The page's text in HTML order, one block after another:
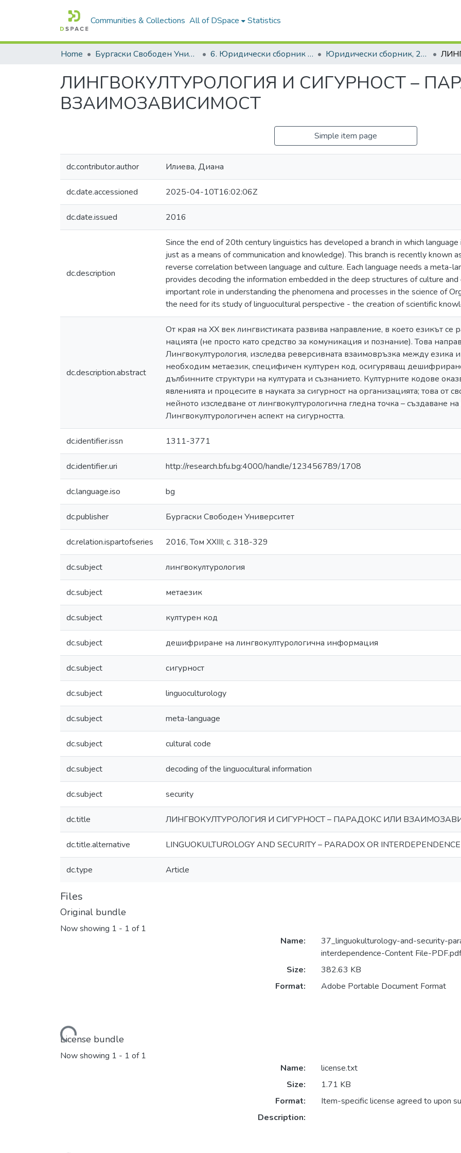
Communities & Collections All of DSpace Statistics
Home Бургаски Свободен Университет | Burgas Free University 6. Юридически сборник | Journal of Legal Studies Юридически сборник, 2016, Том XXIII
ЛИНГВОКУЛТУРОЛОГИЯ И СИГУРНОСТ –
ВЗАИМОЗАВИСИМОСТ
Simple item page
dc.contributor.author Илиева, Диана
dc.date.accessioned 2025-04-10T16:02:06Z
dc.date.issued 2016
dc.description
Since the end of 20th century linguistics has developed a branch in which
just as a means of communication and knowledge). This branch is recently known
reverse correlation between language and culture. Each language needs a meta-
provides decoding the information embedded in the deep structures of culture and
important role in understanding the phenomena and processes in the science of
the need for its study of linguocultural perspective - the creation of scientific
dc.description.abstract
От края на XX век лингвистиката развива направление, в което езикът се
нацията (не просто като средство за комуникация и познание). Това
Лингвокултурология, изследва реверсивната взаимовръзка между езика
необходим метаезик, специфичен културен код, осигуряващ
дълбинните структури на културата и съзнанието. Културните кодове
явленията и процесите в науката за сигурност на организацията; това от
нейното изследване от лингвокултурологична гледна точка – създаване
Лингвокултурологичен аспект на сигурността.
dc.identifier.issn 1311-3771
dc.identifier.uri http://research.bfu.bg:4000/handle/123456789/1708
dc.language.iso bg
dc.publisher Бургаски Свободен Университет
dc.relation.ispartofseries 2016, Том XXIII; с. 318-329
dc.subject лингвокултурология
dc.subject метаезик
dc.subject културен код
dc.subject дешифриране на лингвокултурологична информация
dc.subject сигурност
dc.subject linguoculturology
dc.subject meta-language
dc.subject cultural code
dc.subject decoding of the linguocultural information
dc.subject security
dc.title ЛИНГВОКУЛТУРОЛОГИЯ И СИГУРНОСТ – ПАРАДОКС ИЛИ
dc.title.alternative LINGUOKULTUROLOGY AND SECURITY – PARADOX OR INTERDEPENDENCE
dc.type Article
Files
Original bundle
Now showing 1 - 1 of 1
Loading...
Name:
37_linguokulturology-and-security-
interdependence-Content File-PDF.pdf
Size:
382.63 KB
Format:
Adobe Portable Document Format
License bundle
Now showing 1 - 1 of 1
Name:
license.txt
Size:
1.71 KB
Format:
Item-specific license agreed to upon
Description: